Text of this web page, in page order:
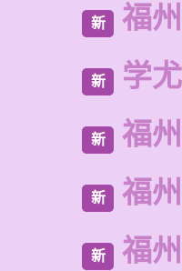
新 福
新 学
新 福
新 福
新 福